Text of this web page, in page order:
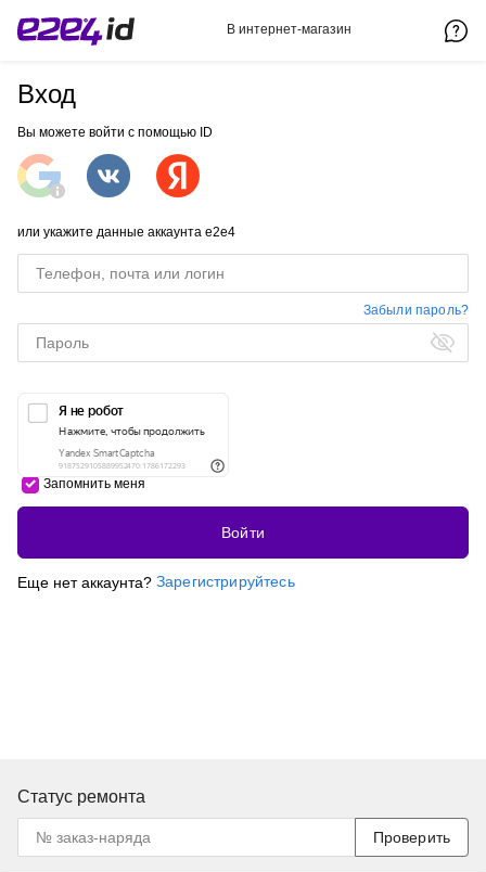
В интернет-магазин
Вход
Вы можете войти с помощью ID
или укажите данные аккаунта e2e4
Забыли пароль?
Запомнить меня
Войти
Еще нет аккаунта? Зарегистрируйтесь
Статус ремонта
Проверить